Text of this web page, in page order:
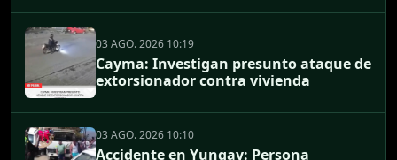
03 AGO. 2026 10:19
Cayma: Investigan presunto ataque de
extorsionador contra vivienda
03 AGO. 2026 10:10
Accidente en Yungay: Persona